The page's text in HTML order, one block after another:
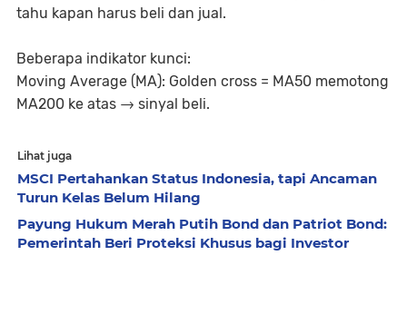
tahu kapan harus beli dan jual.
Beberapa indikator kunci:
Moving Average (MA): Golden cross = MA50 memotong
MA200 ke atas → sinyal beli.
Lihat juga
MSCI Pertahankan Status Indonesia, tapi Ancaman
Turun Kelas Belum Hilang
Payung Hukum Merah Putih Bond dan Patriot Bond:
Pemerintah Beri Proteksi Khusus bagi Investor